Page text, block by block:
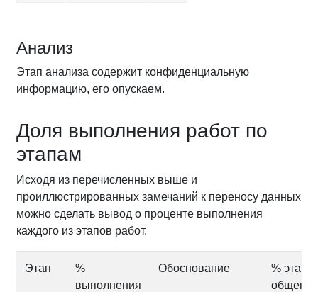
Анализ
Этап анализа содержит конфиденциальную
информацию, его опускаем.
Доля выполнения работ по
этапам
Исходя из перечисленных выше и
проиллюстрированных замечаний к переносу данных
можно сделать вывод о проценте выполнения
каждого из этапов работ.
Этап
%
выполнения
Обоснование
% этапа
общего